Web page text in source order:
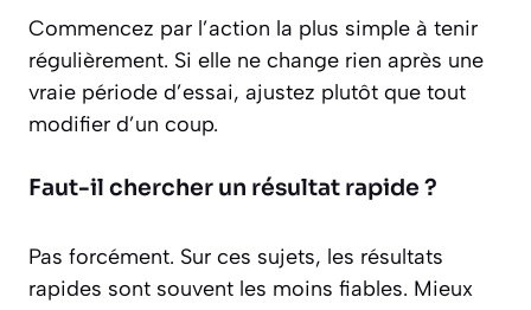
Commencez par l’action la plus simple à tenir
régulièrement. Si elle ne change rien après une
vraie période d’essai, ajustez plutôt que tout
modifier d’un coup.
Faut-il chercher un résultat rapide ?
Pas forcément. Sur ces sujets, les résultats
rapides sont souvent les moins fiables. Mieux